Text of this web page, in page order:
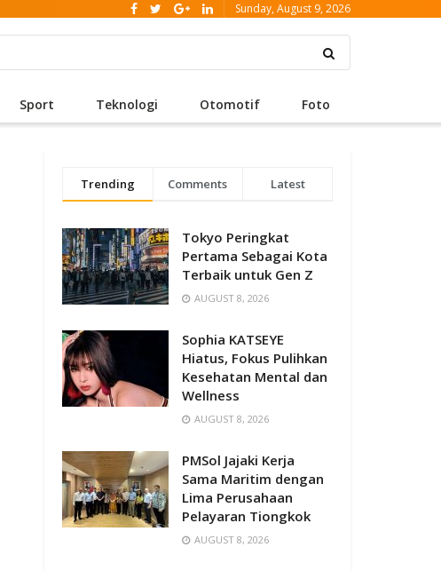
Sunday, August 9, 2026
Sport Teknologi Otomotif Foto
Trending Comments Latest
Tokyo Peringkat
Pertama Sebagai Kota
Terbaik untuk Gen Z
AUGUST 8, 2026
Sophia KATSEYE
Hiatus, Fokus Pulihkan
Kesehatan Mental dan
Wellness
AUGUST 8, 2026
PMSol Jajaki Kerja
Sama Maritim dengan
Lima Perusahaan
Pelayaran Tiongkok
AUGUST 8, 2026